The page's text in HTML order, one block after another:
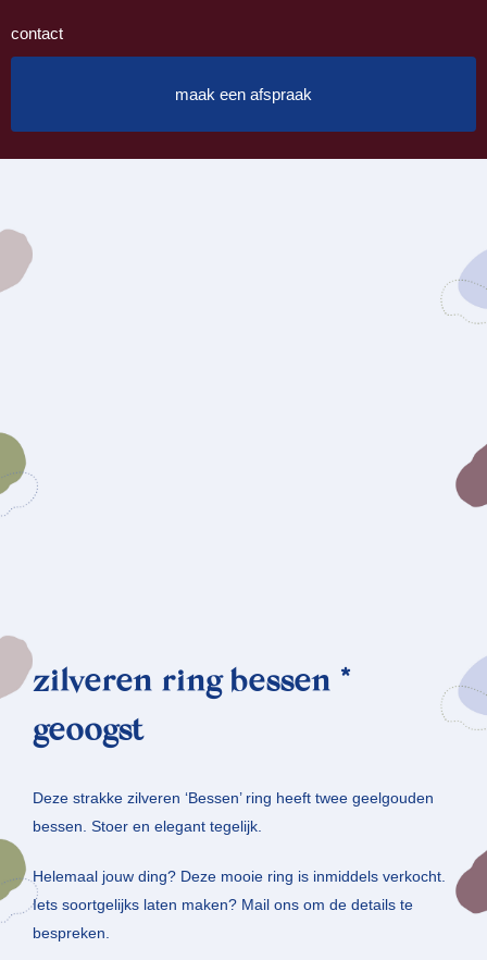
contact
maak een afspraak
zilveren ring bessen *
geoogst
Deze strakke zilveren ‘Bessen’ ring heeft twee geelgouden
bessen. Stoer en elegant tegelijk.
Helemaal jouw ding? Deze mooie ring is inmiddels verkocht.
Iets soortgelijks laten maken? Mail ons om de details te
bespreken.